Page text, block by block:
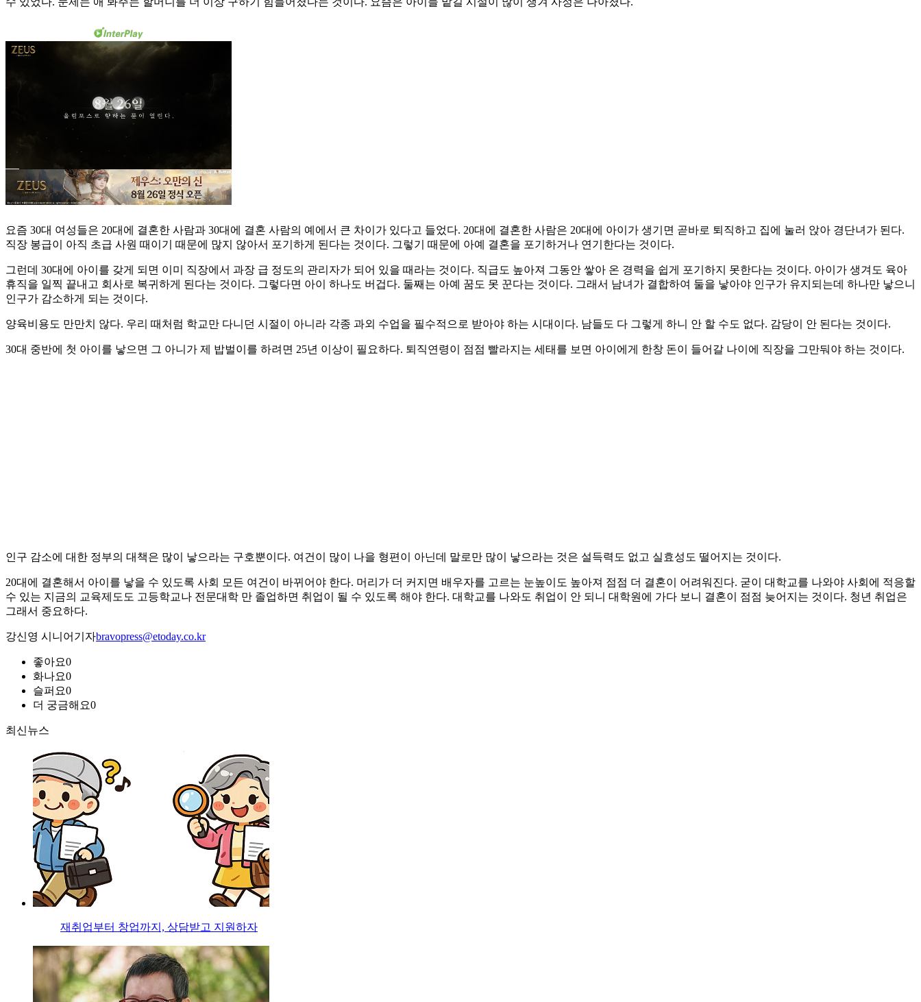
요즘 30대 여성들은 20대에 결혼한 사람과 30대에 결혼 사람의 예에서 큰 차이가 있다고 들었다. 20대에 결혼한 사람은 20대에 아이가 생기면 곧바로 퇴직하고 집에 눌러 앉아 경단녀가 된다.
직장 봉급이 아직 초급 사원 때이기 때문에 많지 않아서 포기하게 된다는 것이다. 그렇기 때문에 아예 결혼을 포기하거나 연기한다는 것이다.
그런데 30대에 아이를 갖게 되면 이미 직장에서 과장 급 정도의 관리자가 되어 있을 때라는 것이다. 직급도 높아져 그동안 쌓아 온 경력을 쉽게 포기하지 못한다는 것이다. 아이가 생겨도 육아
휴직을 일찍 끝내고 회사로 복귀하게 된다는 것이다. 그렇다면 아이 하나도 버겁다. 둘째는 아예 꿈도 못 꾼다는 것이다. 그래서 남녀가 결합하여 둘을 낳아야 인구가 유지되는데 하나만 낳으니
인구가 감소하게 되는 것이다.
양육비용도 만만치 않다. 우리 때처럼 학교만 다니던 시절이 아니라 각종 과외 수업을 필수적으로 받아야 하는 시대이다. 남들도 다 그렇게 하니 안 할 수도 없다. 감당이 안 된다는 것이다.
30대 중반에 첫 아이를 낳으면 그 아니가 제 밥벌이를 하려면 25년 이상이 필요하다. 퇴직연령이 점점 빨라지는 세태를 보면 아이에게 한창 돈이 들어갈 나이에 직장을 그만둬야 하는 것이다.
인구 감소에 대한 정부의 대책은 많이 낳으라는 구호뿐이다. 여건이 많이 나을 형편이 아닌데 말로만 많이 낳으라는 것은 설득력도 없고 실효성도 떨어지는 것이다.
20대에 결혼해서 아이를 낳을 수 있도록 사회 모든 여건이 바뀌어야 한다. 머리가 더 커지면 배우자를 고르는 눈높이도 높아져 점점 더 결혼이 어려워진다. 굳이 대학교를 나와야 사회에 적응할
수 있는 지금의 교육제도도 고등학교나 전문대학 만 졸업하면 취업이 될 수 있도록 해야 한다. 대학교를 나와도 취업이 안 되니 대학원에 가다 보니 결혼이 점점 늦어지는 것이다. 청년 취업은
그래서 중요하다.
강신영 시니어기자bravopress@etoday.co.kr
좋아요0
화나요0
슬퍼요0
더 궁금해요0
최신뉴스
재취업부터 창업까지, 상담받고 지원하자